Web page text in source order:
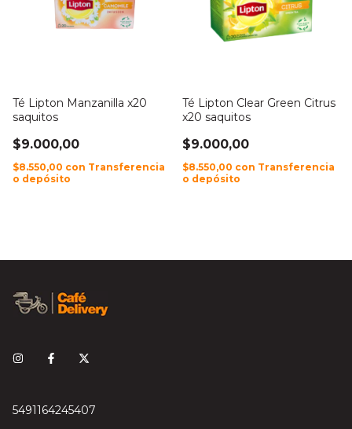
Té Lipton Manzanilla x20
saquitos
$9.000,00
$8.550,00 con Transferencia
o depósito
Té Lipton Clear Green Citrus
x20 saquitos
$9.000,00
$8.550,00 con Transferencia
o depósito
5491164245407